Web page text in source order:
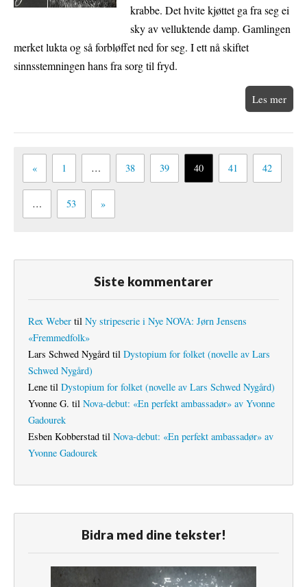
krabbe. Det hvite kjøttet ga fra seg ei
sky av velluktende damp. Gamlingen
merket lukta og så forbløffet ned for seg. I ett nå skiftet
sinnsstemningen hans fra sorg til fryd.
Les mer
« 1 … 38 39 40 41 42
… 53 »
Siste kommentarer
Rex Weber til Ny stripeserie i Nye NOVA: Jørn Jensens
«Fremmedfolk»
Lars Schwed Nygård til Dystopium for folket (novelle av Lars
Schwed Nygård)
Lene til Dystopium for folket (novelle av Lars Schwed Nygård)
Yvonne G. til Nova-debut: «En perfekt ambassadør» av Yvonne
Gadourek
Esben Kobberstad til Nova-debut: «En perfekt ambassadør» av
Yvonne Gadourek
Bidra med dine tekster!